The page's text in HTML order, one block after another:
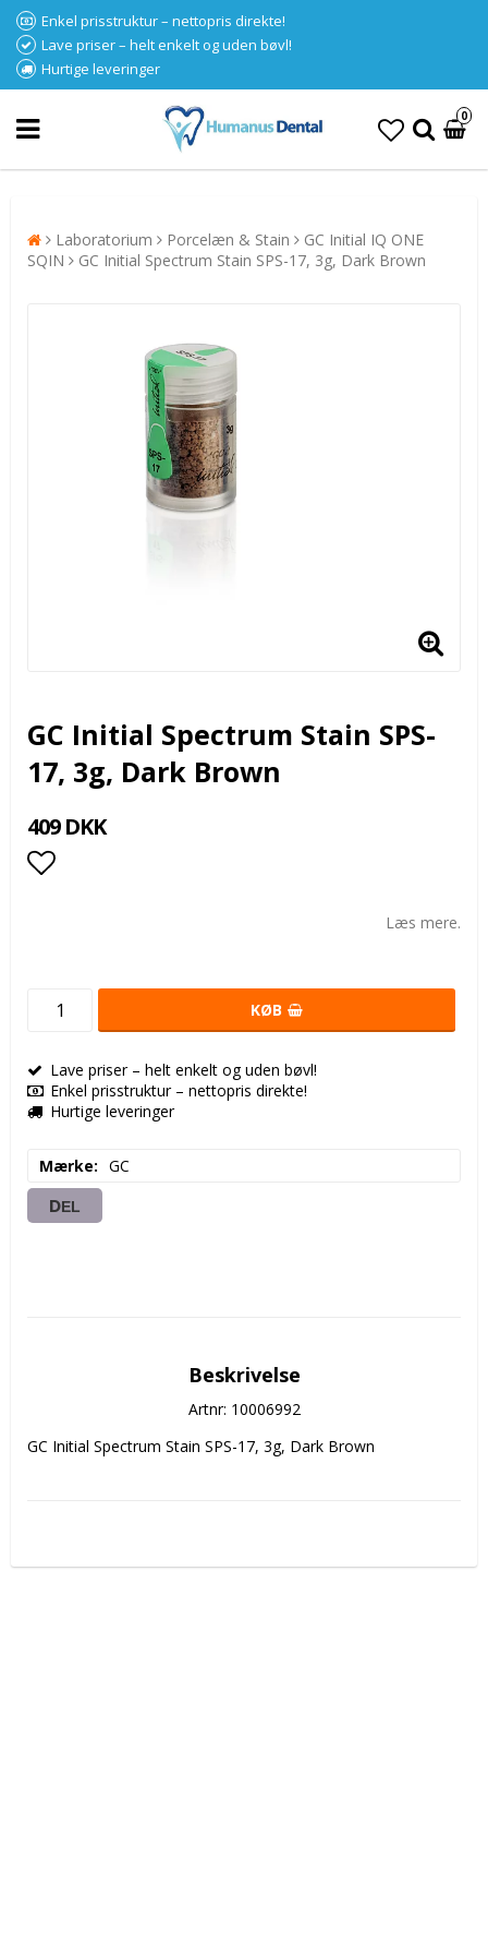
Enkel prisstruktur – nettopris direkte!
Lave priser – helt enkelt og uden bøvl!
Hurtige leveringer
0
Laboratorium Porcelæn & Stain
GC Initial IQ ONE
SQIN
GC Initial Spectrum Stain SPS-17, 3g, Dark Brown
GC Initial Spectrum Stain SPS-
17, 3g, Dark Brown
409 DKK
Læs mere.
KØB
Lave priser – helt enkelt og uden bøvl!
Enkel prisstruktur – nettopris direkte!
Hurtige leveringer
Mærke GC
DEL
Beskrivelse
Artnr: 10006992
GC Initial Spectrum Stain SPS-17, 3g, Dark Brown